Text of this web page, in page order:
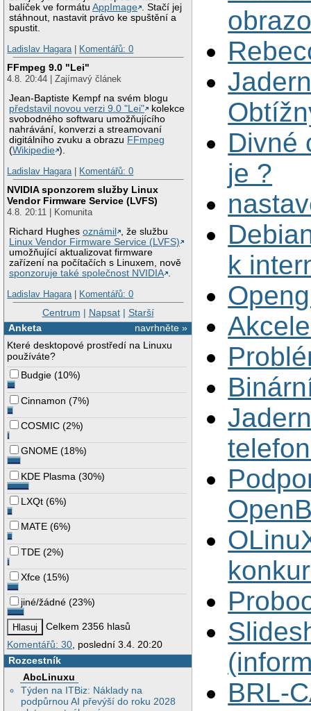
balíček ve formátuAppImage . Stačí jej
stáhnout, nastavit právo ke spuštění a
spustit.
Ladislav Hagara| Komentářů: 0
FFmpeg 9.0 "Lei"
4.8. 20:44 | Zajímavý článek
Jean-Baptiste Kempf na svém blogu
představil novou verzi 9.0 "Lei"
kolekce
svobodného softwaru umožňujícího
nahrávání, konverzi a streamovaní
digitálního zvuku a obrazu FFmpeg
(Wikipedie ).
Ladislav Hagara| Komentářů: 0
NVIDIA sponzorem služby Linux
Vendor Firmware Service (LVFS)
4.8. 20:11 | Komunita
Richard Hughesoznámil
, že službu
Linux Vendor Firmware Service (LVFS)
umožňující aktualizovat firmware
zařízení na počítačích s Linuxem, nově
sponzoruje také společnost NVIDIA .
Ladislav Hagara| Komentářů: 0
Centrum | Napsat| Starší
navrhněte »
Anketa
Které desktopové prostředí na Linuxu
používáte?
Budgie (10%)
Cinnamon (7%)
COSMIC (2%)
GNOME (18%)
KDE Plasma (30%)
LXQt (6%)
MATE (6%)
TDE (2%)
Xfce (15%)
jiné/žádné (23%)
Celkem 2356 hlasů
Komentářů: 30 , poslední 3.4. 20:20
Rozcestník
AbcLinuxu
Týden na ITBiz: Náklady na
podpůrnou AI převýší do roku 2028
Divné
je ?
k
BRL-